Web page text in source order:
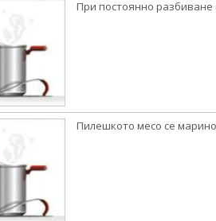
При постоянно разбиване
Пилешкото месо се